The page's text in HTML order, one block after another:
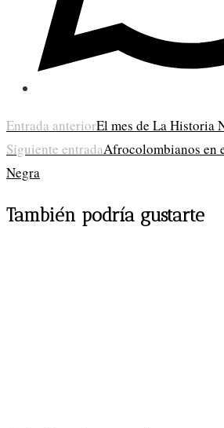
Leer
más
Entrada anteriorEl mes de La Historia
Siguiente entradaAfrocolombianos en
Negra
También podría gustarte